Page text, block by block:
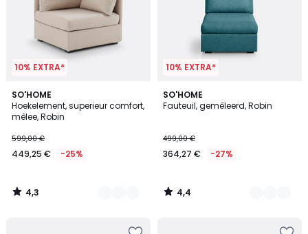
10% EXTRA*
SO'HOME
Hoekelement, superieur comfort,
mêlee, Robin
599,00 €
449,25 € -25%
4,3
/ 5
4
Kleuren
4,3
/
10% EXTRA*
SO'HOME
Fauteuil, gemêleerd, Robin
499,00 €
364,27 € -27%
4,4
/ 5
5
Kleuren
4,4
/